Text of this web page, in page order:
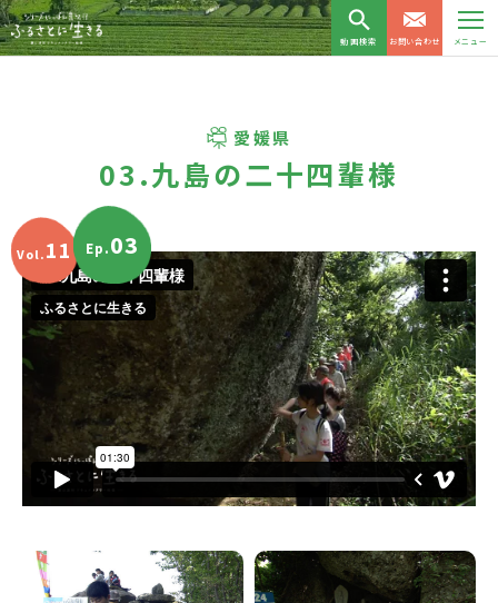
動画検索 お問い合わせ メニュー
愛媛県
03.九島の二十四輩様
Vol. 11 Ep.03